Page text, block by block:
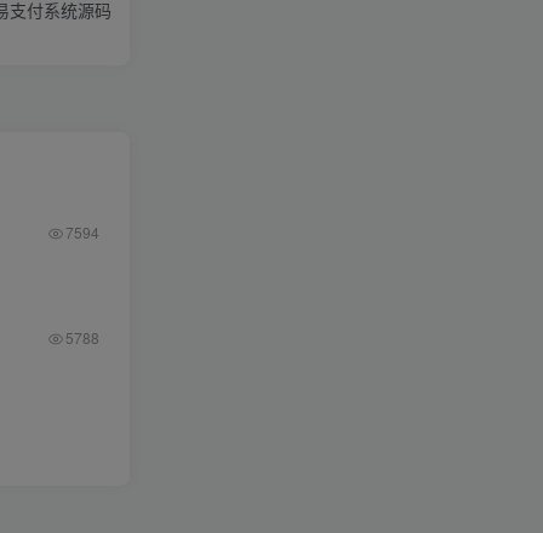
支付系统源码
7594
5788